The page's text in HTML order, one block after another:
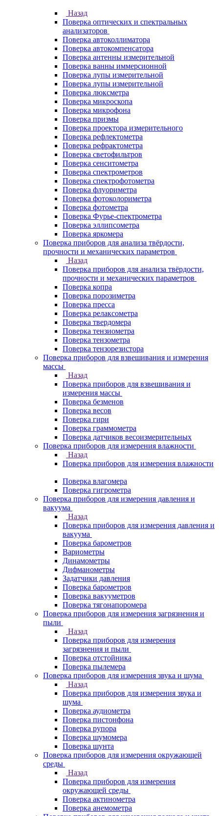
Назад
Поверка оптических и спектральных
анализаторов
Поверка автоколлиматора
Поверка автокомпенсатора
Поверка антенны измерительной
Поверка ванны иммерсионной
Поверка лупы измерительной
Поверка лупы измерительной
Поверка люксметра
Поверка микроскопа
Поверка микрофона
Поверка призмы
Поверка проектора измерительного
Поверка рефлектометра
Поверка рефрактометра
Поверка светофильтров
Поверка сенситометра
Поверка спектрометров
Поверка спектрофотометра
Поверка флуориметра
Поверка фотоколориметра
Поверка фотометра
Поверка Фурье-спектрометра
Поверка эллипсометра
Поверка яркомера
Поверка приборов для анализа твёрдости,
прочности и механических параметров
Назад
Поверка приборов для анализа твёрдости,
прочности и механических параметров
Поверка копра
Поверка порозиметра
Поверка пресса
Поверка релаксометра
Поверка твердомера
Поверка тензиометра
Поверка тензометра
Поверка тензорезистора
Поверка приборов для взвешивания и измерения
массы
Назад
Поверка приборов для взвешивания и
измерения массы
Поверка безменов
Поверка весов
Поверка гири
Поверка граммометра
Поверка датчиков весоизмерительных
Поверка приборов для измерения влажности
Назад
Поверка приборов для измерения влажности
Поверка влагомера
Поверка гигрометра
Поверка приборов для измерения давления и
вакуума
Назад
Поверка приборов для измерения давления и
вакуума
Поверка барометров
Вариометры
Динамометры
Дифманометры
Задатчики давления
Поверка барометров
Поверка вакууметров
Поверка тягонапоромера
Поверка приборов для измерения загрязнения и
пыли
Назад
Поверка приборов для измерения
загрязнения и пыли
Поверка отстойника
Поверка пылемера
Поверка приборов для измерения звука и шума
Назад
Поверка приборов для измерения звука и
шума
Поверка аудиометра
Поверка пистонфона
Поверка рупора
Поверка шумомера
Поверка шунта
Поверка приборов для измерения окружающей
среды
Назад
Поверка приборов для измерения
окружающей среды
Поверка актинометра
Поверка анемометра